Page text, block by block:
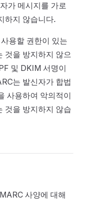
가 메시지를 가로
하지 않습니다.
용할 권한이 있는
것을 방지하지 않으
및 DKIM 서명이
는 발신자가 합법
사용하여 악의적이
것을 방지하지 않습
사양에 대해